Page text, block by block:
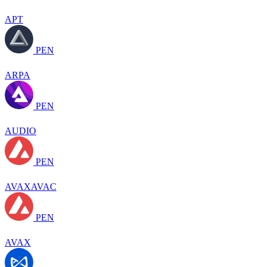
APT
PEN
ARPA
PEN
AUDIO
PEN
AVAXAVAC
PEN
AVAX